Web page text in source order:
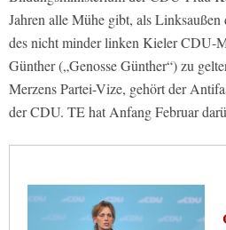
Jahren alle Mühe gibt, als
des nicht minder linken Kieler CDU-
Günther („Genosse Günther“) zu
Merzens Partei-Vize, gehört der
der CDU. TE hat Anfang Februar